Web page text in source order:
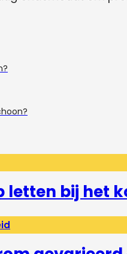
letten bij het